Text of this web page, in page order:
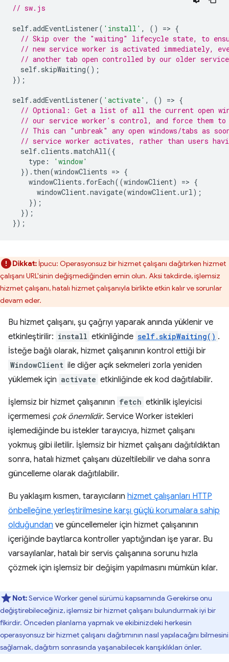
// sw.js
self.addEventListener( 'install' , () => {
// Skip over the "waiting" lifecycle state, to
// new service worker is activated immediately,
// another tab open controlled by our older
self. skipWaiting();
});
self.addEventListener( 'activate' , () => {
// Optional: Get a list of all the current open
// our service worker's control, and force them to
// This can "unbreak" any open windows/tabs as
// service worker activates, rather than users
self.clients .matchAll({
type :
'window'
}). then(windowClients => {
windowClients . forEach((windowClient) => {
windowClient.navigate(windowClient.url);
});
});
});
Dikkat: İpucu: Operasyonsuz bir hizmet çalışanı dağıtırken hizmet
çalışanı URL'sinin değişmediğinden emin olun. Aksi takdirde, işlemsiz
hizmet çalışanı, hatalı hizmet çalışanıyla birlikte etkin kalır ve sorunlar
devam eder.
Bu hizmet çalışanı, şu çağrıyı yaparak anında yüklenir ve
etkinleştirilir: install etkinliğinde self.skipWaiting() .
İsteğe bağlı olarak, hizmet çalışanının kontrol ettiği bir
WindowClient ile diğer açık sekmeleri zorla yeniden
yüklemek için activate etkinliğinde ek kod dağıtılabilir.
İşlemsiz bir hizmet çalışanının fetch etkinlik işleyicisi
içermemesi çok önemlidir. Service Worker istekleri
işlemediğinde bu istekler tarayıcıya, hizmet çalışanı
yokmuş gibi iletilir. İşlemsiz bir hizmet çalışanı dağıtıldıktan
sonra, hatalı hizmet çalışanı düzeltilebilir ve daha sonra
güncelleme olarak dağıtılabilir.
Bu yaklaşım kısmen, tarayıcıların hizmet çalışanları HTTP
önbelleğine yerleştirilmesine karşı güçlü korumalara sahip
olduğundan ve güncellemeler için hizmet çalışanının
içeriğinde baytlarca kontroller yaptığından işe yarar. Bu
varsayılanlar, hatalı bir servis çalışanına sorunu hızla
çözmek için işlemsiz bir değişim yapılmasını mümkün kılar.
Not:Service Worker genel sürümü kapsamında Gerekirse onu
değiştirebileceğiniz, işlemsiz bir hizmet çalışanı bulundurmak iyi bir
fikirdir. Önceden planlama yapmak ve ekibinizdeki herkesin
operasyonsuz bir hizmet çalışanı dağıtımının nasıl yapılacağını bilmesini
sağlamak, dağıtım sonrasında yaşanabilecek karışıklıkları önler.